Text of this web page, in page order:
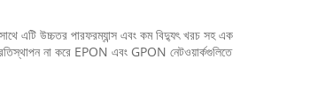
এটি উচ্চতর পারফরম্যান্স এবং কম বিদ্যুৎ খরচ সহ এক
না করে EPON এবং GPON নেটওয়ার্কগুলিতে